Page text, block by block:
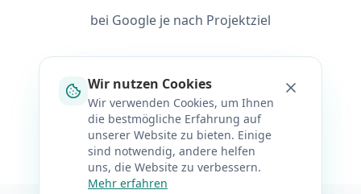
bei Google je nach Projektziel
Zu den Referenzen
Wir nutzen Cookies
Wir verwenden Cookies, um Ihnen
die bestmögliche Erfahrung auf
unserer Website zu bieten. Einige
sind notwendig, andere helfen
uns, die Website zu verbessern.
Mehr erfahren